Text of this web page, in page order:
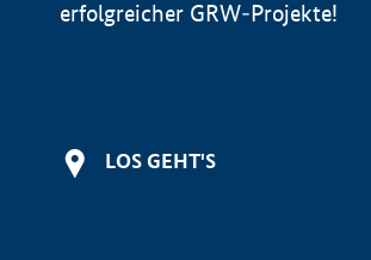
erfolgreicher GRW-Projekte!
LOS GEHT'S